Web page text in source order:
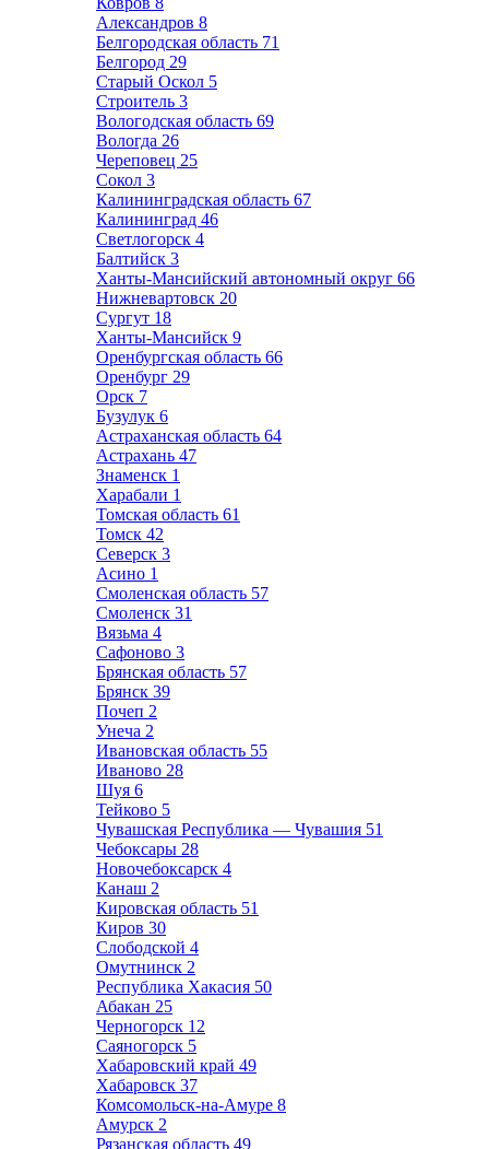
Александров 8
Белгородская область 71
Белгород 29
Старый Оскол 5
Строитель 3
Вологодская область 69
Вологда 26
Череповец 25
Сокол 3
Калининградская область 67
Калининград 46
Светлогорск 4
Балтийск 3
Ханты-Мансийский автономный округ 66
Нижневартовск 20
Сургут 18
Ханты-Мансийск 9
Оренбургская область 66
Оренбург 29
Орск 7
Бузулук 6
Астраханская область 64
Астрахань 47
Знаменск 1
Харабали 1
Томская область 61
Томск 42
Северск 3
Асино 1
Смоленская область 57
Смоленск 31
Вязьма 4
Сафоново 3
Брянская область 57
Брянск 39
Почеп 2
Унеча 2
Ивановская область 55
Иваново 28
Шуя 6
Тейково 5
Чувашская Республика — Чувашия 51
Чебоксары 28
Новочебоксарск 4
Канаш 2
Кировская область 51
Киров 30
Слободской 4
Омутнинск 2
Республика Хакасия 50
Абакан 25
Черногорск 12
Саяногорск 5
Хабаровский край 49
Хабаровск 37
Комсомольск-на-Амуре 8
Амурск 2
Рязанская область 49